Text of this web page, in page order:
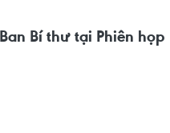
Bí thư tại Phiên họp